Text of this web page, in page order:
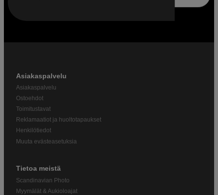
Asiakaspalvelu
Asiakaspalvelu
Ostoehdot
Toimitustavat
Reklamaatiot ja huoltotapaukset
Henkilötiedot
Muuta evästeasetuksia
Tietoa meistä
Scandinavian Photo
Myymälät & Aukioloajat